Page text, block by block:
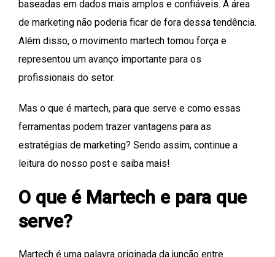
baseadas em dados mais amplos e confiáveis. A área
de marketing não poderia ficar de fora dessa tendência.
Além disso, o movimento martech tomou força e
representou um avanço importante para os
profissionais do setor.
Mas o que é martech, para que serve e como essas
ferramentas podem trazer vantagens para as
estratégias de marketing? Sendo assim, continue a
leitura do nosso post e saiba mais!
O que é Martech e para que
serve?
Martech é uma palavra originada da junção entre